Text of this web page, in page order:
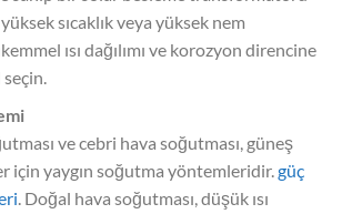
sıcaklık veya yüksek nem
ısı dağılımı ve korozyon direncine
ve cebri hava soğutması, güneş
için yaygın soğutma yöntemleridir.güç
. Doğal hava soğutması, düşük ısı